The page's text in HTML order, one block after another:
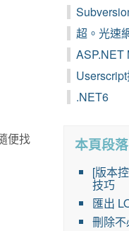
便找
超。光速
ASP.NET
.NET6
本頁段落
[版本
技巧
匯出
刪除